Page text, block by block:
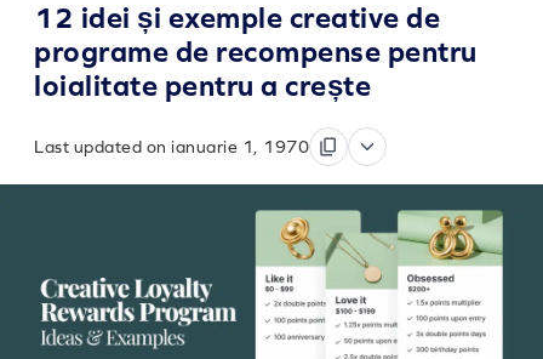
12 idei și exemple creative de
programe de recompense pentru
loialitate pentru a crește
Last updated on ianuarie 1, 1970